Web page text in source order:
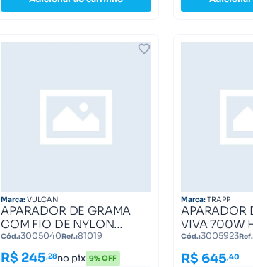
Marca:VULCAN
APARADOR DE GRAMA
COM FIO DE NYLON
VULCAN 1800WATTS
220VOLTS VA1800 81019
Cód.:3005040Ref.:81019
R$ 245,28no pix 9% OFF
Marca:TRAPP
APARADOR
VIVA 700W
HT-700
Cód.:3005923
R$ 645,40